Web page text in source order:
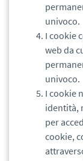
univoco.
I cookie
web da
univoco.
I cookie
identità,
per
cookie,